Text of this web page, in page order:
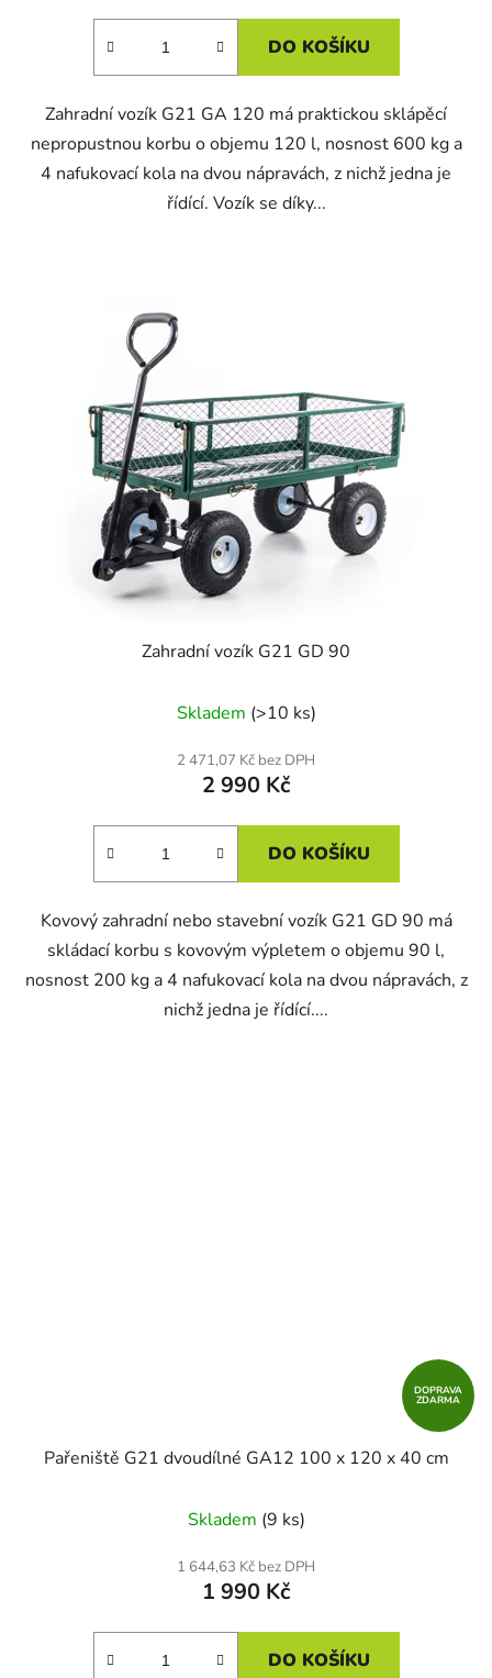
DO KOŠÍKU
Zahradní vozík G21 GA 120 má praktickou sklápěcí
nepropustnou korbu o objemu 120 l, nosnost 600 kg a
4 nafukovací kola na dvou nápravách, z nichž jedna je
řídící. Vozík se díky...
Zahradní vozík G21 GD 90
Skladem (>10 ks)
2 471,07 Kč bez DPH
2 990 Kč
DO KOŠÍKU
Kovový zahradní nebo stavební vozík G21 GD 90 má
skládací korbu s kovovým výpletem o objemu 90 l,
nosnost 200 kg a 4 nafukovací kola na dvou nápravách, z
nichž jedna je řídící....
DOPRAVA
ZDARMA
Pařeniště G21 dvoudílné GA12 100 x 120 x 40 cm
Skladem (9 ks)
1 644,63 Kč bez DPH
1 990 Kč
DO KOŠÍKU